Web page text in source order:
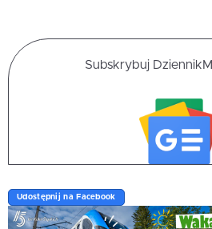
Subskrybuj
Udostępnij na Facebook